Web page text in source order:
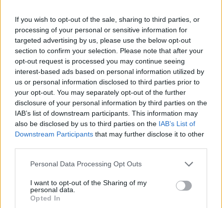
If you wish to opt-out of the sale, sharing to third parties, or
processing of your personal or sensitive information for
targeted advertising by us, please use the below opt-out
section to confirm your selection. Please note that after your
opt-out request is processed you may continue seeing
interest-based ads based on personal information utilized by
us or personal information disclosed to third parties prior to
your opt-out. You may separately opt-out of the further
disclosure of your personal information by third parties on the
IAB’s list of downstream participants. This information may
also be disclosed by us to third parties on the IAB’s List of
Downstream Participants that may further disclose it to other
Please note that this website/app uses one or more Google
not limited to your visit or usage behaviour. You may click to
grant or deny consent to Google and its third-party tags to
use your data for below specified purposes in below Google
Personal Data Processing Opt Outs
I want to opt-out of the Sharing of my
personal data.
Opted In
08/03/2026
Αναγνώριση και σεβασμός
οι σημαντικότερες νίκες του
Α.Ο. Θήρας